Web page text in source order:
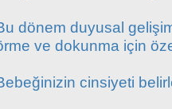
dönem duyusal
ve dokunma için
cinsiyeti